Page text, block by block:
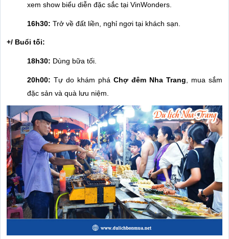
xem show biểu diễn đặc sắc tại VinWonders.
16h30: Trở về đất liền, nghỉ ngơi tại khách sạn.
+/ Buổi tối:
18h30: Dùng bữa tối.
20h00: Tự do khám phá Chợ đêm Nha Trang , mua sắm
đặc sản và quà lưu niệm.